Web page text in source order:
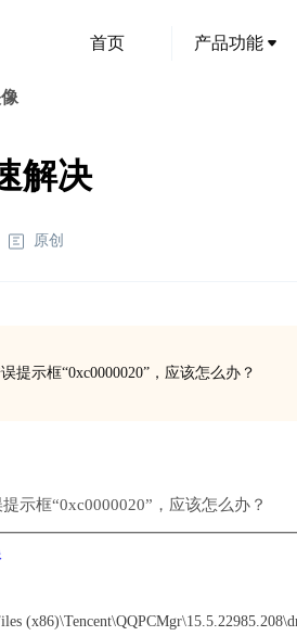
首页 产品功能
解决
原创
提示框“0xc0000020”，应该怎么办？
示框“0xc0000020”，应该怎么办？